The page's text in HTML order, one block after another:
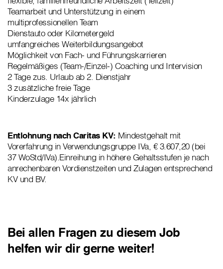
Teamarbeit und Unterstützung in einem
multiprofessionellen Team
Dienstauto oder Kilometergeld
umfangreiches Weiterbildungsangebot
Möglichkeit von Fach- und Führungskarrieren
Regelmäßiges (Team-/Einzel-) Coaching und Intervision
2 Tage zus. Urlaub ab 2. Dienstjahr
3 zusätzliche freie Tage
Kinderzulage 14x jährlich
Entlohnung nach Caritas KV: Mindestgehalt mit
Vorerfahrung in Verwendungsgruppe IVa, € 3.607,20 (bei
37 WoStd/IVa).Einreihung in höhere Gehaltsstufen je nach
anrechenbaren Vordienstzeiten und Zulagen entsprechend
KV und BV.
Bei allen Fragen zu diesem Job
helfen wir dir gerne weiter!